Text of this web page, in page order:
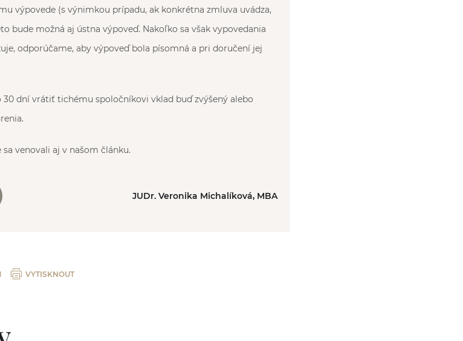
výpovede (s výnimkou prípadu, ak konkrétna zmluva uvádza,
bude možná aj ústna výpoveď. Nakoľko sa však vypovedania
odporúčame, aby výpoveď bola písomná a pri doručení jej
dní vrátiť tichému spoločníkovi vklad buď zvýšený alebo
sa venovali aj v našom článku.
JUDr. Veronika Michalíková, MBA
VYTISKNOUT